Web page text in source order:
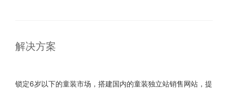
解决方案
锁定6岁以下的童装市场，搭建国内的童装独立站销售网站，提